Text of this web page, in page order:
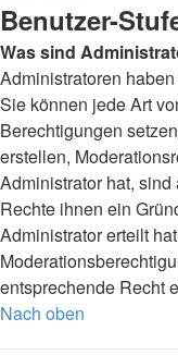
Benutzer-
Was sind
Administratoren
Sie können jede Art
Berechtigungen
erstellen,
Administrator hat,
Rechte ihnen ein
Administrator erteilt
entsprechende Recht
Nach oben